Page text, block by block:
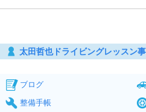
太田哲也ドライビングレッスン
ブログ
整備手帳